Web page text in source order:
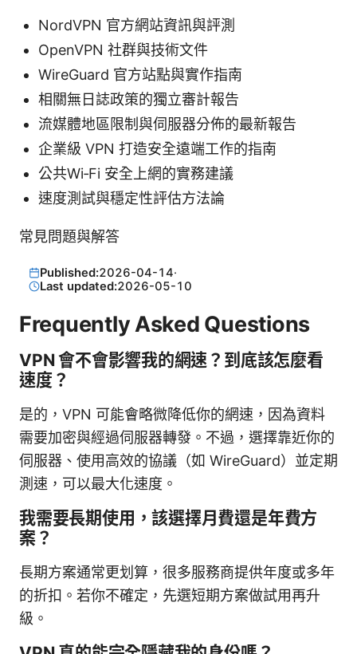
NordVPN 官方網站資訊與評測
OpenVPN 社群與技術文件
WireGuard 官方站點與實作指南
相關無日誌政策的獨立審計報告
流媒體地區限制與伺服器分佈的最新報告
企業級 VPN 打造安全遠端工作的指南
公共Wi‑Fi 安全上網的實務建議
速度測試與穩定性評估方法論
常見問題與解答
Published:2026-04-14·
Last updated:2026-05-10
Frequently Asked Questions
VPN 會不會影響我的網速？到底該怎麼看
速度？
是的，VPN 可能會略微降低你的網速，因為資料
需要加密與經過伺服器轉發。不過，選擇靠近你的
伺服器、使用高效的協議（如 WireGuard）並定期
測速，可以最大化速度。
我需要長期使用，該選擇月費還是年費方
案？
長期方案通常更划算，很多服務商提供年度或多年
的折扣。若你不確定，先選短期方案做試用再升
級。